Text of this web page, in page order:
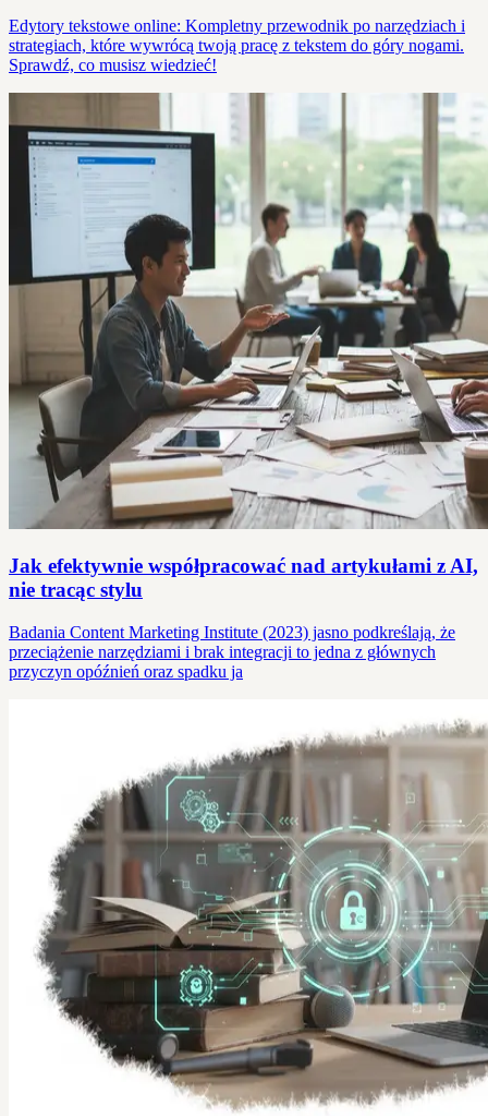
Edytory tekstowe online: Kompletny przewodnik po narzędziach i
strategiach, które wywrócą twoją pracę z tekstem do góry nogami.
Sprawdź, co musisz wiedzieć!
Jak efektywnie współpracować nad artykułami z AI,
nie tracąc stylu
Badania Content Marketing Institute (2023) jasno podkreślają, że
przeciążenie narzędziami i brak integracji to jedna z głównych
przyczyn opóźnień oraz spadku ja